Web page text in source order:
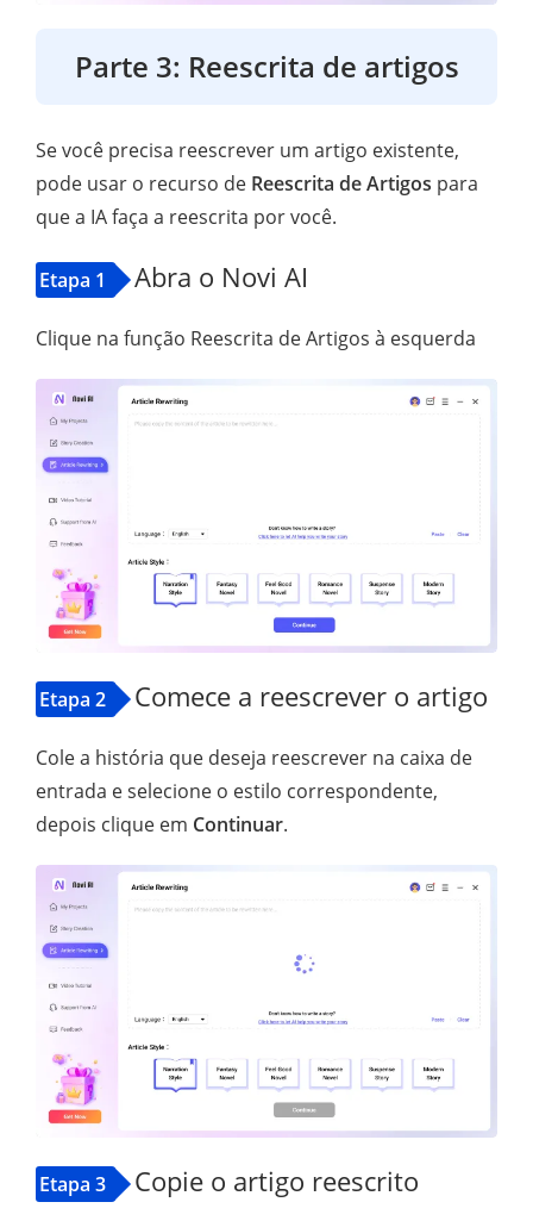
Parte 3: Reescrita de artigos
Se você precisa reescrever um artigo existente,
pode usar o recurso de Reescrita de Artigos para
que a IA faça a reescrita por você.
Etapa 1 Abra o Novi AI
Clique na função Reescrita de Artigos à esquerda
Etapa 2 Comece a reescrever o artigo
Cole a história que deseja reescrever na caixa de
entrada e selecione o estilo correspondente,
depois clique em Continuar.
Etapa 3 Copie o artigo reescrito